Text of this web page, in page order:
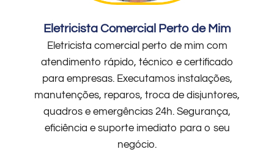
Eletricista Comercial Perto de Mim
Eletricista comercial perto de mim com
atendimento rápido, técnico e certificado
para empresas. Executamos instalações,
manutenções, reparos, troca de disjuntores,
quadros e emergências 24h. Segurança,
eficiência e suporte imediato para o seu
negócio.